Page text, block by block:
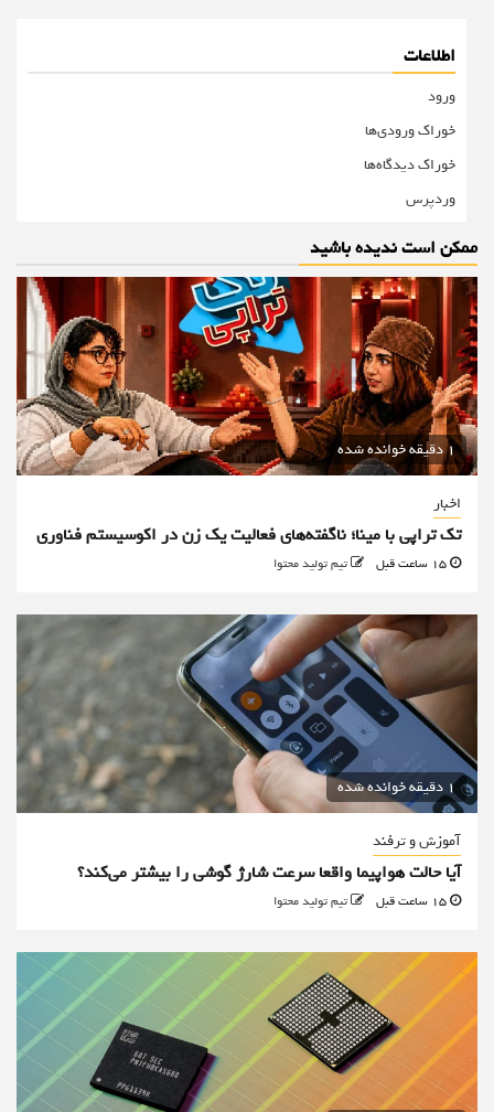
اطلاعات
ورود
خوراک ورودی‌ها
خوراک دیدگاه‌ها
وردپرس
ممکن است ندیده باشید
1 دقیقه خوانده شده
اخبار
تک تراپی با مینا؛ ناگفته‌های فعالیت یک زن در اکوسیستم فناوری
تیم تولید محتوا
1 دقیقه خوانده شده
آموزش و ترفند
آیا حالت هواپیما واقعا سرعت شارژ گوشی را بیشتر می‌کند؟
تیم تولید محتوا